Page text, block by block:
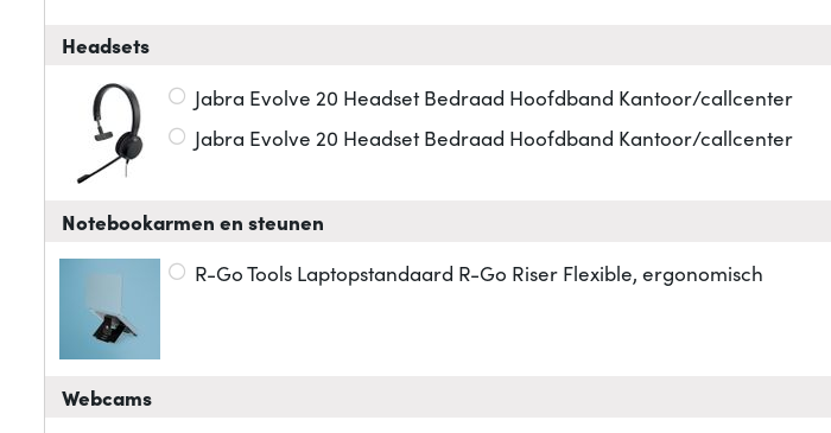
Headsets
Jabra Evolve 20 Headset Bedraad Hoofdband Kantoor/callcenter
Jabra Evolve 20 Headset Bedraad Hoofdband Kantoor/callcenter
Notebookarmen en steunen
R-Go Tools Laptopstandaard R-Go Riser Flexible, ergonomisch
Webcams